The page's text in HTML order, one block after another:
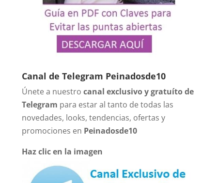
Canal de Telegram Peinadosde10
Únete a nuestro canal exclusivo y gratuíto de
Telegram para estar al tanto de todas las
novedades, looks, tendencias, ofertas y
promociones en Peinadosde10
Haz clic en la imagen